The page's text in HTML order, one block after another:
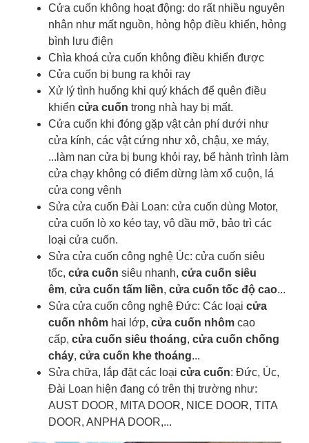
Cửa cuốn không hoạt động: do rất nhiều nguyên
nhân như mất nguồn, hỏng hộp điều khiển, hỏng
bình lưu điện
Chìa khoá cửa cuốn không điều khiển được
Cửa cuốn bị bung ra khỏi ray
Xử lý tình huống khi quý khách để quên điều
khiển cửa cuốn trong nhà hay bị mất.
Cửa cuốn khi đóng gặp vật cản phí dưới như
cửa kính, các vật cứng như xô, chậu, xe máy,
...làm nan cửa bị bung khỏi ray, bể hành trình làm
cửa chạy không có điểm dừng làm xổ cuộn, lá
cửa cong vênh
Sửa cửa cuốn Đài Loan: cửa cuốn dùng Motor,
cửa cuốn lò xo kéo tay, vô dầu mỡ, bảo trì các
loại cửa cuốn.
Sửa cửa cuốn công nghệ Úc: cửa cuốn siêu
tốc, cửa cuốn siêu nhanh, cửa cuốn siêu
êm, cửa cuốn tấm liền, cửa cuốn tốc độ cao...
Sửa cửa cuốn công nghệ Đức: Các loại cửa
cuốn nhôm hai lớp, cửa cuốn nhôm cao
cấp, cửa cuốn siêu thoáng, cửa cuốn chống
cháy, cửa cuốn khe thoáng...
Sửa chữa, lắp đặt các loại cửa cuốn: Đức, Úc,
Đài Loan hiện đang có trên thị trường như:
AUST DOOR, MITA DOOR, NICE DOOR, TITA
DOOR, ANPHA DOOR,...